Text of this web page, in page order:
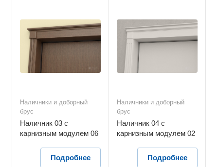
Наличники и доборный
брус
Наличник 03 с
карнизным модулем 06
Подробнее
Наличники и доборный
брус
Наличник 04 с
карнизным модулем 02
Подробнее